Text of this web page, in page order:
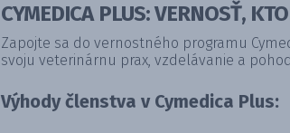
CYMEDICA PLUS: VERNOSŤ,
Zapojte sa do vernostného programu
svoju veterinárnu prax, vzdelávanie a
Výhody členstva v Cymedica Plus: